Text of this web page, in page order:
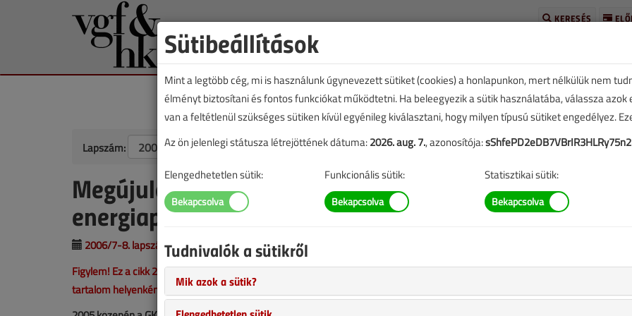
KERESÉS
Lapszám: TARTALOM
Megújuló energiák – jóváhagyták az
energiapolitika szakmai anyagait
2006/7-8. lapszám| Prof. Dr. Giber János Dobos Gábor
Figylem! Ez a cikk 20 éve frissült utoljára. A benne szereplő információk mára aktualitásukat veszíthették, valamint a
tartalom helyenként hiányos lehet (képek, táblázatok stb.).
Sütibeállítások
Mint a legtöbb cég, mi is használunk úgynevezett sütiket (cookies) a honlapunkon, mert nélkülük nem
élményt biztosítani és fontos funkciókat működtetni. Ha beleegyezik a sütik használatába, válassza azok
van a feltétlenül szükséges sütiken kívül egyénileg kiválasztani, hogy milyen típusú sütiket engedélyez.
Az ön jelenlegi státusza létrejöttének dátuma:2026. aug. 7., azonosítója:
Elengedhetetlen sütik: Funkcionális sütik: Statisztikai sütik:
Tudnivalók a sütikről
Mik azok a sütik?